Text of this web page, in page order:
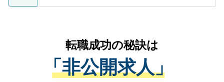
ているすべての個人データはご本人の許可
は、個人情報の取り扱いについての厳密な
管理基準を満たした事業者のみに付与され
る、プライバシーマークを取得済みです。
かがいして、現在の医療機関の状況や紹介
経験をまじえながら、適切なアドバイスを
させていただきます。すぐにご転職をされ
ない方には、長期的なサポートが可能です
転職成功の秘訣は
「非公開求人」